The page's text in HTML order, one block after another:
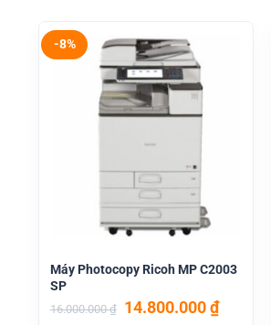
-8%
Máy Photocopy Ricoh MP C2003
SP
16.000.000₫
Giá
14.800.000₫Giá